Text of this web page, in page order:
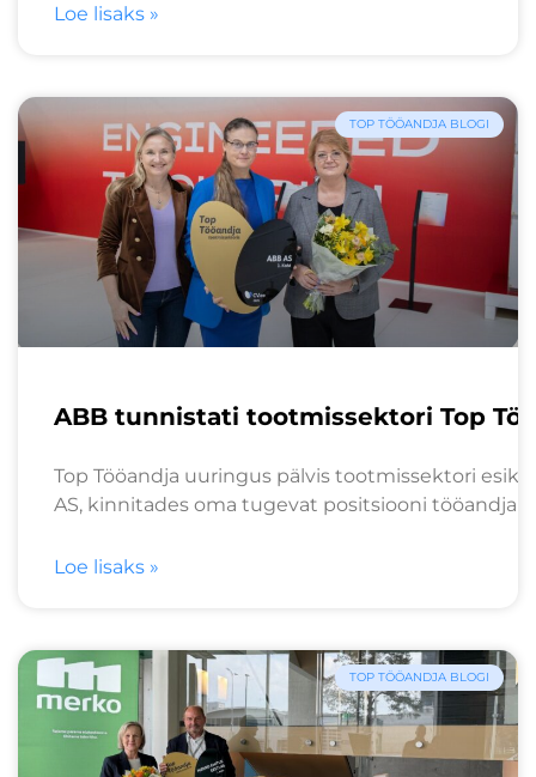
Loe lisaks »
TOP TÖÖANDJA BLOGI
ABB tunnistati tootmissektori Top
Top Tööandja uuringus pälvis tootmissektori
AS, kinnitades oma tugevat positsiooni
Loe lisaks »
TOP TÖÖANDJA BLOGI